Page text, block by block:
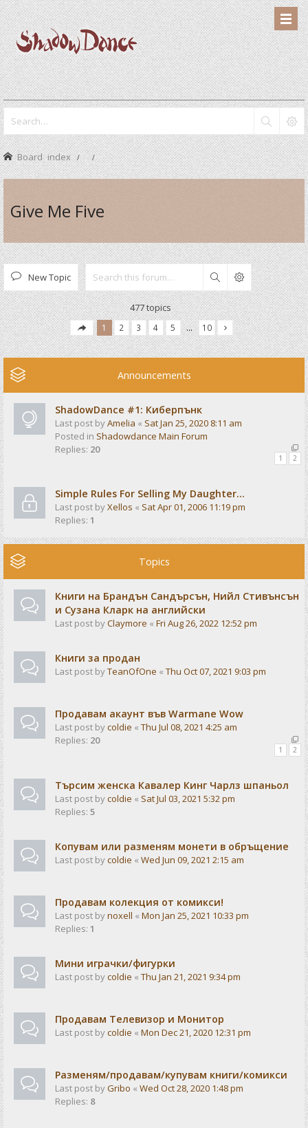
Board index
Give Me Five
New Topic Search
477 topics
1 2 3 4 5 … 10
Announcements
ShadowDance #1: Киберпънк
Last post byAmelia « Sat Jan 25, 2020 8:11 am
Posted in Shadowdance Main Forum
Replies: 20
1 2
Simple Rules For Selling My Daughter...
Last post byXellos « Sat Apr 01, 2006 11:19 pm
Replies: 1
Topics
Книги на Брандън Сандърсън, Нийл Стивънсън
и Сузана Кларк на английски
Last post byClaymore « Fri Aug 26, 2022 12:52 pm
Книги за продан
Last post byTeanOfOne « Thu Oct 07, 2021 9:03 pm
Продавам акаунт във Warmane Wow
Last post bycoldie « Thu Jul 08, 2021 4:25 am
Replies: 20
1 2
Търсим женска Кавалер Кинг Чарлз шпаньол
Last post bycoldie « Sat Jul 03, 2021 5:32 pm
Replies: 5
Копувам или разменям монети в обръщение
Last post bycoldie « Wed Jun 09, 2021 2:15 am
Продавам колекция от комикси!
Last post bynoxell « Mon Jan 25, 2021 10:33 pm
Replies: 1
Мини играчки/фигурки
Last post bycoldie « Thu Jan 21, 2021 9:34 pm
Продавам Телевизор и Монитор
Last post bycoldie « Mon Dec 21, 2020 12:31 pm
Разменям/продавам/купувам книги/комикси
Last post byGribo « Wed Oct 28, 2020 1:48 pm
Replies: 8